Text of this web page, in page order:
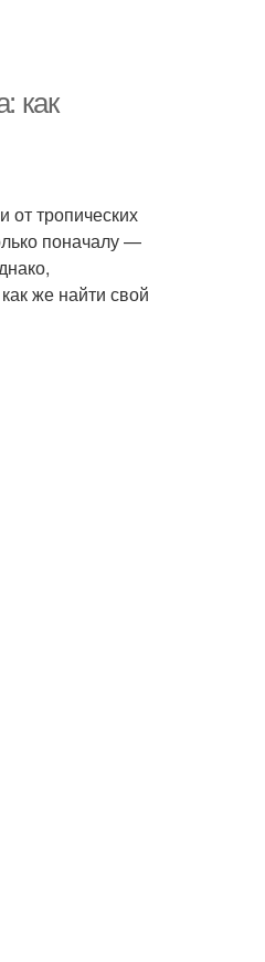
как
тропических
поначалу —
же найти свой